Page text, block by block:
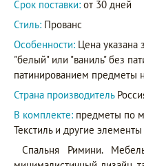
Срок поставки: от 30 дней
Стиль: Прованс
Особенности: Цена указана
"белый" или "ваниль" без
патинированием предметы
Страна производитель
В комплекте: предметы по
Текстиль и другие
Спальня Римини.